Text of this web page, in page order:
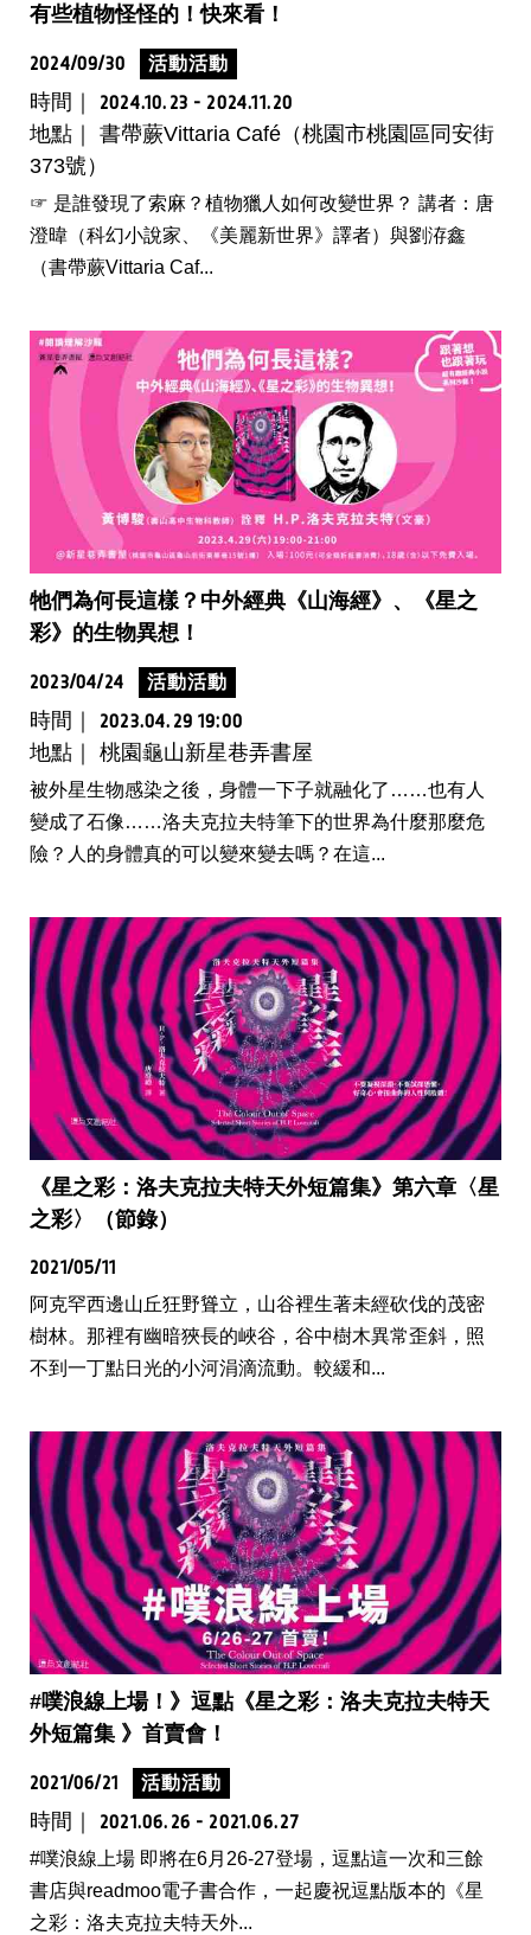
有些植物怪怪的！快來看！
2024/09/30 活動活動
時間｜ 2024.10.23 - 2024.11.20
地點｜ 書帶蕨Vittaria Café（桃園市桃園區同安街
373號）
☞ 是誰發現了索麻？植物獵人如何改變世界？ 講者：唐
澄暐（科幻小說家、《美麗新世界》譯者）與劉洊鑫
（書帶蕨Vittaria Caf...
牠們為何長這樣？中外經典《山海經》、《星之
彩》的生物異想！
2023/04/24 活動活動
時間｜ 2023.04.29 19:00
地點｜ 桃園龜山新星巷弄書屋
被外星生物感染之後，身體一下子就融化了……也有人
變成了石像……洛夫克拉夫特筆下的世界為什麼那麼危
險？人的身體真的可以變來變去嗎？在這...
《星之彩：洛夫克拉夫特天外短篇集》第六章〈星
之彩〉（節錄）
2021/05/11
阿克罕西邊山丘狂野聳立，山谷裡生著未經砍伐的茂密
樹林。那裡有幽暗狹長的峽谷，谷中樹木異常歪斜，照
不到一丁點日光的小河涓滴流動。較緩和...
#噗浪線上場！》逗點《星之彩：洛夫克拉夫特天
外短篇集 》首賣會！
2021/06/21 活動活動
時間｜ 2021.06.26 - 2021.06.27
#噗浪線上場 即將在6月26-27登場，逗點這一次和三餘
書店與readmoo電子書合作，一起慶祝逗點版本的《星
之彩：洛夫克拉夫特天外...